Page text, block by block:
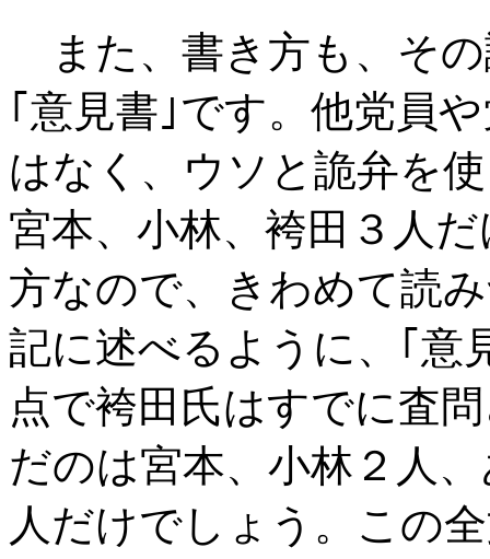
また、書き方も、そ
｢意見書｣です。他党員
はなく、ウソと詭弁を
宮本、小林、袴田３人
方なので、きわめて読
記に述べるように、｢意
点で袴田氏はすでに査
だのは宮本、小林２人
人だけでしょう。この